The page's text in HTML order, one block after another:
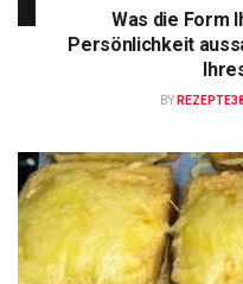
Was die Form
Persönlichkeit
BY REZEPTE38